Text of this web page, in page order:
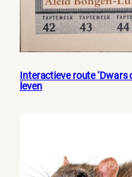
Interactieve route
leven